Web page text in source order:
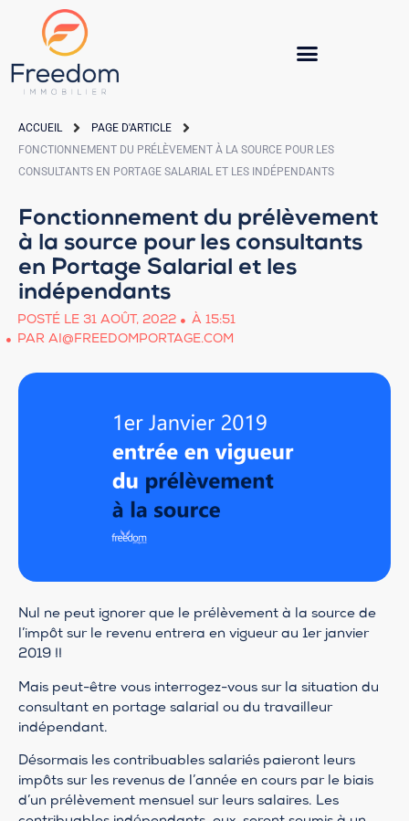
ACCUEIL
PAGE D'ARTICLE
FONCTIONNEMENT DU PRÉLÈVEMENT À LA SOURCE POUR LES
CONSULTANTS EN PORTAGE SALARIAL ET LES INDÉPENDANTS
Fonctionnement du prélèvement
à la source pour les consultants
en Portage Salarial et les
indépendants
POSTÉ LE 31 AOÛT, 2022 À 15:51
PAR AI@FREEDOMPORTAGE.COM
Nul ne peut ignorer que le prélèvement à la source de
l’impôt sur le revenu entrera en vigueur au 1er janvier
2019 !!
Mais peut-être vous interrogez-vous sur la situation du
consultant en portage salarial ou du travailleur
indépendant.
Désormais les contribuables salariés paieront leurs
impôts sur les revenus de l’année en cours par le biais
d’un prélèvement mensuel sur leurs salaires. Les